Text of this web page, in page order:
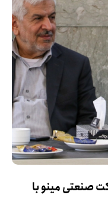
صنعتی مینو با